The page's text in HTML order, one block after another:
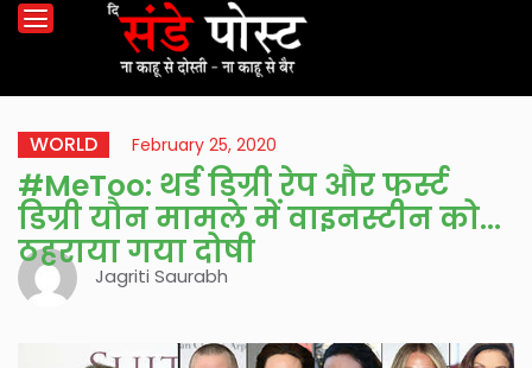
WORLD February 25, 2020
#MeToo: थर्ड डिग्री रेप और फर्स्ट
डिग्री यौन मामले में वाइनस्टीन को
ठहराया गया दोषी
Jagriti Saurabh